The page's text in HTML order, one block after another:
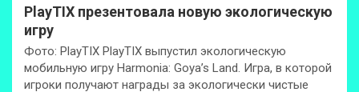
PlayTIX презентовала новую экологическую
игру
Фото: PlayTIX PlayTIX выпустил экологическую
мобильную игру Harmonia: Goya’s Land. Игра, в которой
игроки получают награды за экологически чистые